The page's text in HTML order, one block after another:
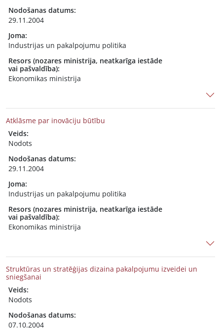
Nodošanas datums:
29.11.2004
Joma:
Industrijas un pakalpojumu politika
Resors (nozares ministrija, neatkarīga iestāde
vai pašvaldība):
Ekonomikas ministrija
Atklāsme par inovāciju būtību
Veids:
Nodots
Nodošanas datums:
29.11.2004
Joma:
Industrijas un pakalpojumu politika
Resors (nozares ministrija, neatkarīga iestāde
vai pašvaldība):
Ekonomikas ministrija
Struktūras un stratēģijas dizaina pakalpojumu izveidei un
sniegšanai
Veids:
Nodots
Nodošanas datums:
07.10.2004